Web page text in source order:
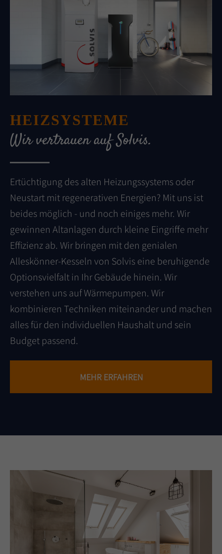
HEIZSYSTEME
Wir vertrauen auf Solvis.
Ertüchtigung des alten Heizungssystems oder
Neustart mit regenerativen Energien? Mit uns ist
beides möglich - und noch einiges mehr. Wir
gewinnen Altanlagen durch kleine Eingriffe mehr
Effizienz ab. Wir bringen mit den genialen
Alleskönner-Kesseln von Solvis eine beruhigende
Optionsvielfalt in Ihr Gebäude hinein. Wir
verstehen uns auf Wärmepumpen. Wir
kombinieren Techniken miteinander und machen
alles für den individuellen Haushalt und sein
Budget passend.
MEHR ERFAHREN